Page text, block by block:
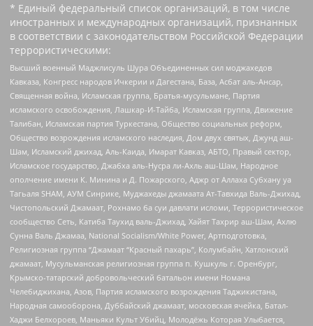
* Единый федеральный список организаций, в том числе
иностранных и международных организаций, признанных
в соответствии с законодательством Российской Федерации
террористическими:
Высший военный Маджлисуль Шура Объединенных сил моджахедов
Кавказа, Конгресс народов Ичкерии и Дагестана, База, Асбат аль-Ансар,
Священная война, Исламская группа, Братья-мусульмане, Партия
исламского освобождения, Лашкар-И-Тайба, Исламская группа, Движение
Талибан, Исламская партия Туркестана, Общество социальных реформ,
Общество возрождения исламского наследия, Дом двух святых, Джунд аш-
Шам, Исламский джихад, Аль-Каида, Имарат Кавказ, АБТО, Правый сектор,
Исламское государство, Джабха аль-Нусра ли-Ахль аш-Шам, Народное
ополчение имени К. Минина и Д. Пожарского, Аджр от Аллаха Субхану уа
Тагьаля SHAM, АУМ Синрике, Муджахеды джамаата Ат-Тавхида Валь-Джихад,
Чистопольский Джамаат, Рохнамо ба суи давлати исломи, Террористическое
сообщество Сеть, Катиба Таухид валь-Джихад, Хайят Тахрир аш-Шам, Ахлю
Сунна Валь Джамаа, National Socialism/White Power, Артподготовка,
Религиозная группа “Джамаат “Красный пахарь”, Колумбайн, Хатлонский
джамаат, Мусульманская религиозная группа п. Кушкуль г. Оренбург,
Крымско-татарский добровольческий батальон имени Номана
Челебиджихана, Азов, Партия исламского возрождения Таджикистана,
Народная самооборона, Дуббайский джамаат, московская ячейка, Батал-
Хаджи Белхороев, Маньяки Культ Убийц, Молодёжь Которая Улыбается,